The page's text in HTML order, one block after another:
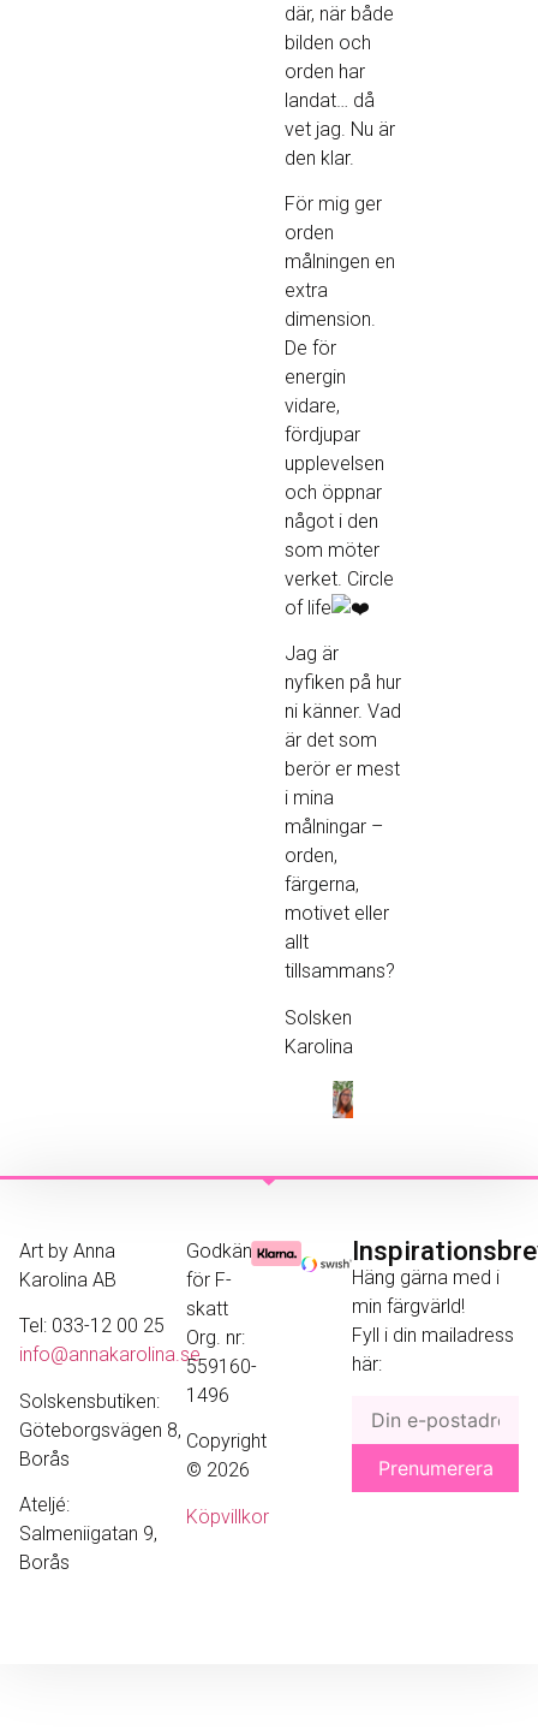
där, när både
bilden och
orden har
landat… då
vet jag. Nu är
den klar.
För mig ger
orden
målningen en
extra
dimension.
De för
energin
vidare,
fördjupar
upplevelsen
och öppnar
något i den
som möter
verket. Circle
of life
Jag är
nyfiken på hur
ni känner. Vad
är det som
berör er mest
i mina
målningar –
orden,
färgerna,
motivet eller
allt
tillsammans?
Solsken
Karolina
Art by Anna
Karolina AB
Tel: 033-12 00 25
info@annakarolina.se
Solskensbutiken:
Göteborgsvägen 8,
Borås
Ateljé:
Salmeniigatan 9,
Borås
Godkänd
för F-
skatt
Org. nr:
559160-
1496
Copyright
© 2026
Köpvillkor
Häng gärna med i
min färgvärld!
Fyll i din mailadress
här: